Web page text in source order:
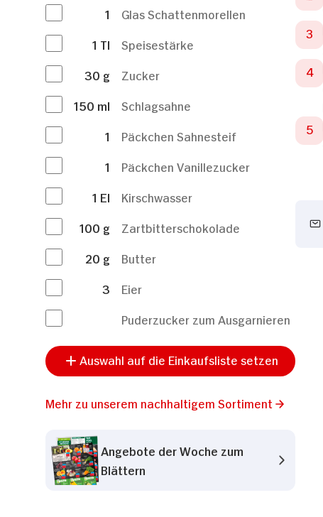
1
Glas Schattenmorellen
1 Tl
Speisestärke
30 g
Zucker
150 ml
Schlagsahne
1
Päckchen Sahnesteif
1
Päckchen Vanillezucker
1 El
Kirschwasser
100 g
Zartbitterschokolade
20 g
Butter
3
Eier
Puderzucker zum Ausgarnieren
Auswahl auf die Einkaufsliste setzen
Mehr zu unserem nachhaltigem Sortiment
Angebote der Woche zum
Blättern